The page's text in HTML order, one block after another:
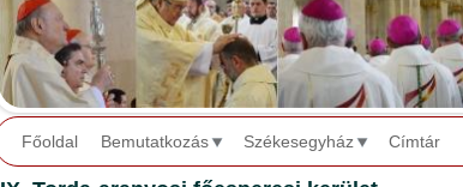
Főoldal Bemutatkozás Székesegyház Címtár